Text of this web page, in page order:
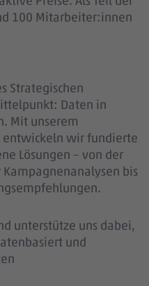
100 Mitarbeiter:innen
Strategischen
Daten in
Mit unserem
entwickeln wir fundierte
Lösungen – von der
bis
unterstütze uns dabei,
und